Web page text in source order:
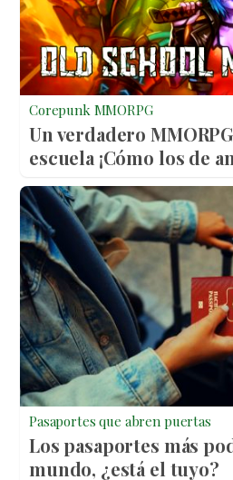
Corepunk MMORPG
Un verdadero
escuela ¡Cómo los de
Pasaportes que abren puertas
Los pasaportes más
mundo, ¿está el tuyo?